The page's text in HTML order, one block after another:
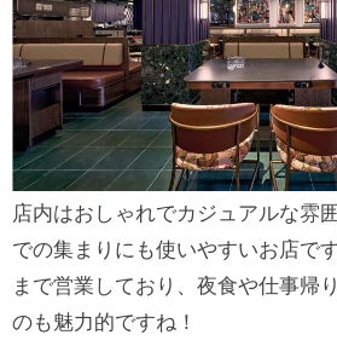
店内はおしゃれでカジュアルな雰
での集まりにも使いやすいお店で
まで営業しており、夜食や仕事帰
のも魅力的ですね！